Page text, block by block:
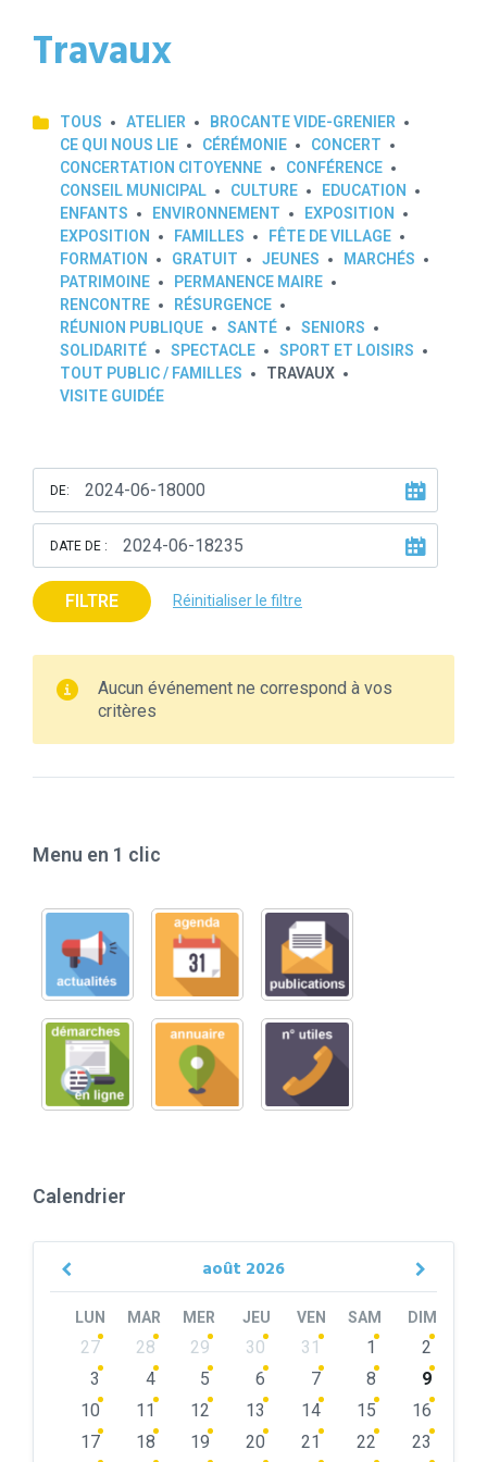
Travaux
TOUS ATELIER
BROCANTE VIDE-GRENIER
CE QUI NOUS LIE
CÉRÉMONIE
CONCERT
CONCERTATION CITOYENNE
CONFÉRENCE
CONSEIL MUNICIPAL
CULTURE
EDUCATION
ENFANTS
ENVIRONNEMENT
EXPOSITION
EXPOSITION
FAMILLES
FÊTE DE VILLAGE
FORMATION
GRATUIT JEUNES
MARCHÉS
PATRIMOINE
PERMANENCE MAIRE
RENCONTRE
RÉSURGENCE
RÉUNION PUBLIQUE
SANTÉ
SENIORS
SOLIDARITÉ
SPECTACLE
SPORT ET LOISIRS
TOUT PUBLIC / FAMILLES
TRAVAUX
VISITE GUIDÉE
DE:
DATE DE :
FILTRE Réinitialiser le filtre
Aucun événement ne correspond à vos
critères
Menu en 1 clic
Calendrier
août 2026
Previous
LUN MAR MER JEU VEN SAM DIM
Skip
calendar
27 28 29 30 31 1
2
3
4 5 6 7 8
9
10
11 12 13 14 15
16
17
18 19 20 21 22
23